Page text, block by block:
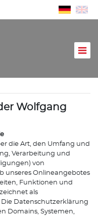
Wolfgang
die Art, den Umfang und
Verarbeitung und
von
unseres Onlineangebotes
Funktionen und
als
Die Datenschutzerklärung
Domains, Systemen,